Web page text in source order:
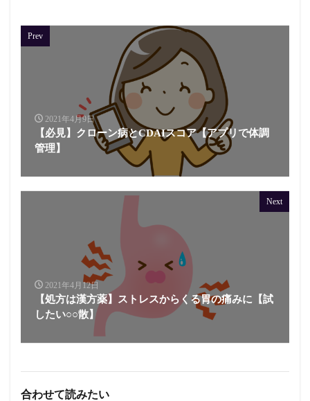
Prev
2021年4月9日
【必見】クローン病とCDAIスコア【アプリで体調
管理】
Next
2021年4月12日
【処方は漢方薬】ストレスからくる胃の痛みに【試
したい○○散】
合わせて読みたい